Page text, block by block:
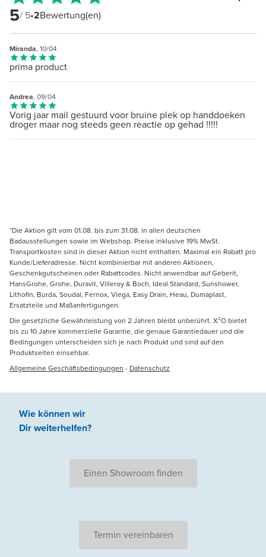
5/ 5•2Bewertung(en)
Miranda, 10/04
prima product
Andrea, 09/04
Vorig jaar mail gestuurd voor bruine plek op handdoeken
droger maar nog steeds geen reactie op gehad !!!!!
*Die Aktion gilt vom 01.08. bis zum 31.08. in allen deutschen
Badausstellungen sowie im Webshop. Preise inklusive 19% MwSt.
Transportkosten sind in dieser Aktion nicht enthalten. Maximal ein Rabatt pro
Kunde/Lieferadresse. Nicht kombinierbar mit anderen Aktionen,
Geschenkgutscheinen oder Rabattcodes. Nicht anwendbar auf Geberit,
HansGrohe, Grohe, Duravit, Villeroy & Boch, Ideal Standard, Sunshower,
Lithofin, Burda, Soudal, Fernox, Viega, Easy Drain, Heau, Dumaplast,
Ersatzteile und Maßanfertigungen.
Die gesetzliche Gewährleistung von 2 Jahren bleibt unberührt. X²O bietet
bis zu 10 Jahre kommerzielle Garantie, die genaue Garantiedauer und die
Bedingungen unterscheiden sich je nach Produkt und sind auf den
Produktseiten einsehbar.
Allgemeine Geschäftsbedingungen - Datenschutz
Wie können wir
Dir weiterhelfen?
Einen Showroom finden
Termin vereinbaren